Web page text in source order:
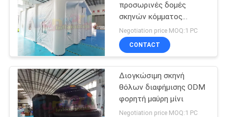
Τα φουσκωτά
αναπήδηση σπίτια
91
προσωρινές δομές
σκηνών κόμματος
στρατοπέδευσης
διογκώσιμες
Negotiation price MOQ:1 PC
CONTACT
Διογκώσιμη σκηνή
θόλων διαφήμισης ODM
φορητή μαύρη μίνι
Negotiation price MOQ:1 PC